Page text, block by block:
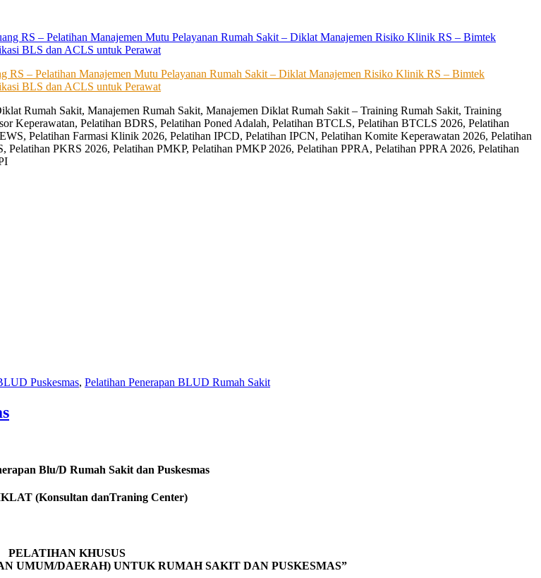
RS – Pelatihan Manajemen Mutu Pelayanan Rumah Sakit – Diklat Manajemen Risiko Klinik RS – Bimtek
BLS dan ACLS untuk Perawat
Rumah Sakit, Manajemen Rumah Sakit, Manajemen Diklat Rumah Sakit – Training Rumah Sakit, Training
Keperawatan, Pelatihan BDRS, Pelatihan Poned Adalah, Pelatihan BTCLS, Pelatihan BTCLS 2026, Pelatihan
Pelatihan Farmasi Klinik 2026, Pelatihan IPCD, Pelatihan IPCN, Pelatihan Komite Keperawatan 2026, Pelatihan
PKRS 2026, Pelatihan PMKP, Pelatihan PMKP 2026, Pelatihan PPRA, Pelatihan PPRA 2026, Pelatihan
Puskesmas, Pelatihan Penerapan BLUD Rumah Sakit
(Konsultan danTraning Center)
PELATIHAN KHUSUS
UMUM/DAERAH) UNTUK RUMAH SAKIT DAN PUSKESMAS”